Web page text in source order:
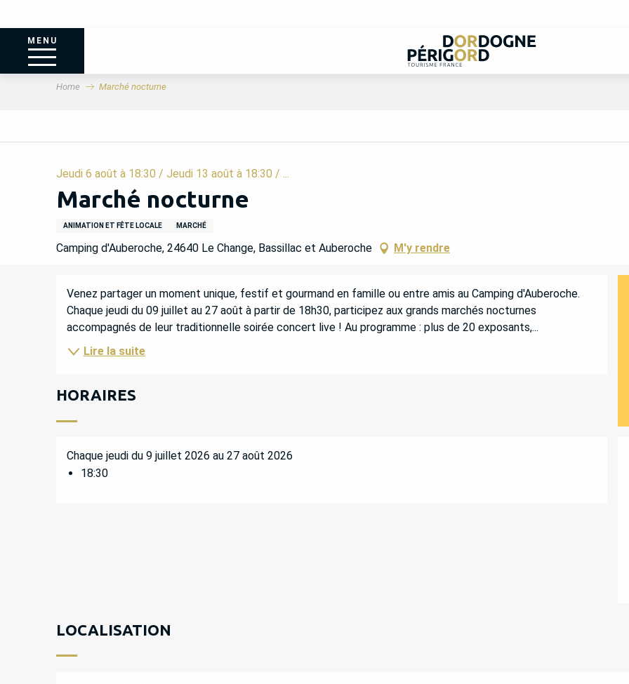
MENU
Home Marché nocturne
Jeudi 6 août à 18:30 / Jeudi 13 août à 18:30 / ...
Marché nocturne
ANIMATION ET FÊTE LOCALE MARCHÉ
Camping d'Auberoche, 24640 Le Change, Bassillac et Auberoche M'y rendre
DESCRIPTION
Venez partager un moment unique, festif et gourmand en famille ou entre amis au Camping d'Auberoche.
Chaque jeudi du 09 juillet au 27 août à partir de 18h30, participez aux grands marchés nocturnes
accompagnés de leur traditionnelle soirée concert live ! Au programme : plus de 20 exposants,...
Lire la suite
HORAIRES
Chaque jeudi du 9 juillet 2026 au 27 août 2026
18:30
LOCALISATION